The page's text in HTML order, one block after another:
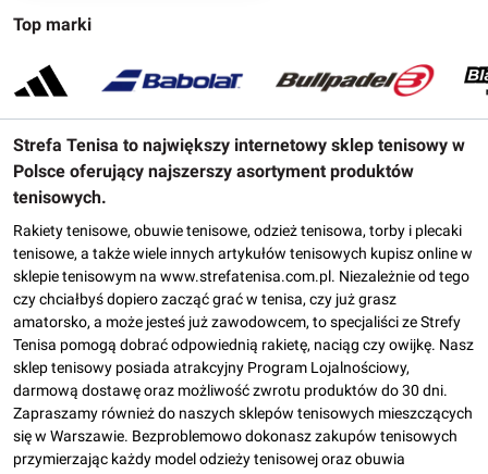
Top marki
Strefa Tenisa to największy internetowy sklep tenisowy w
Polsce oferujący najszerszy asortyment produktów
tenisowych.
Rakiety tenisowe, obuwie tenisowe, odzież tenisowa, torby i plecaki
tenisowe, a także wiele innych artykułów tenisowych kupisz online w
sklepie tenisowym na www.strefatenisa.com.pl. Niezależnie od tego
czy chciałbyś dopiero zacząć grać w tenisa, czy już grasz
amatorsko, a może jesteś już zawodowcem, to specjaliści ze Strefy
Tenisa pomogą dobrać odpowiednią rakietę, naciąg czy owijkę. Nasz
sklep tenisowy posiada atrakcyjny Program Lojalnościowy,
darmową dostawę oraz możliwość zwrotu produktów do 30 dni.
Zapraszamy również do naszych sklepów tenisowych mieszczących
się w Warszawie. Bezproblemowo dokonasz zakupów tenisowych
przymierzając każdy model odzieży tenisowej oraz obuwia